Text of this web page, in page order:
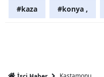
#kaza #konya ,